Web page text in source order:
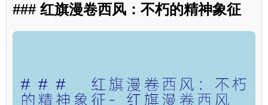
### 红旗漫卷西风：不朽的精神象征